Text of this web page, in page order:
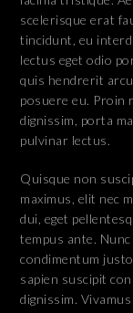
scelerisque erat
tincidunt, eu
lectus eget odio
quis hendrerit
posuere eu. Proin
dignissim, porta
pulvinar lectus.
Quisque non
maximus, elit nec
dui, eget
tempus ante.
condimentum
sapien suscipit
dignissim.